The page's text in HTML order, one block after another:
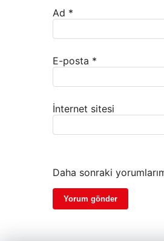
Ad *
E-posta *
İnternet sitesi
Daha sonraki